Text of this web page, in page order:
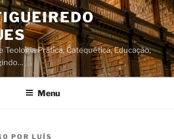
Teologia Prática, Catequética, Educação,
Menu
POR LUÍS